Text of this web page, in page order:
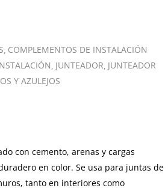
COMPLEMENTOS DE INSTALACIÓN
JUNTEADOR JUNTEADOR
Y AZULEJOS
con cemento, arenas y cargas
en color. Se usa para juntas de
tanto en interiores como